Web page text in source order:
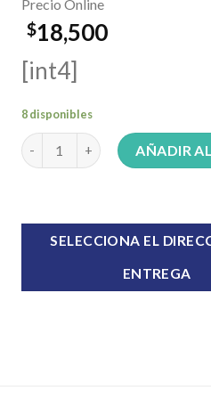
Precio Online
$18,500
[int4]
8 disponibles
Protector de tensión TRV
AÑADIR
SELECCIONA EL
ENTREGA